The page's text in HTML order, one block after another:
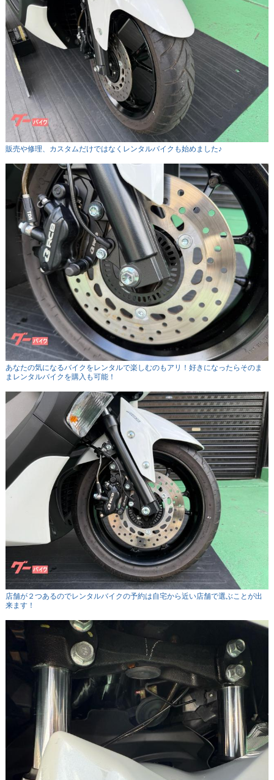
販売や修理、カスタムだけではなくレンタルバイクも始めました♪
あなたの気になるバイクをレンタルで楽しむのもアリ！好きになったらそのま
まレンタルバイクを購入も可能！
店舗が２つあるのでレンタルバイクの予約は自宅から近い店舗で選ぶことが出
来ます！